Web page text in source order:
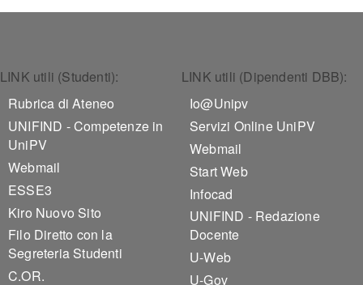
Footer 1
LINK utili (Studenti):
Rubrica di Ateneo
UNIFIND - Competenze in
UniPV
Webmail
ESSE3
Kiro Nuovo Sito
Filo Diretto con la
Segreteria Studenti
C.OR.
Footer 2
LINK utili (Dipendenti DBB):
Io@Unipv
Servizi Online UniPV
Webmail
Start Web
Infocad
UNIFIND - Redazione
Docente
U-Web
U-Gov